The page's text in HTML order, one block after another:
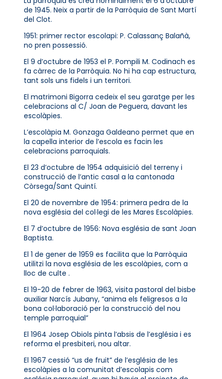
de 1945. Neix a partir de la Parròquia de Sant Martí
del Clot.
1951: primer rector escolapi: P. Calassanç Balañà,
no pren possessió.
El 9 d’octubre de 1953 el P. Pompili M. Codinach es
fa càrrec de la Parròquia. No hi ha cap estructura,
tant sols uns fidels i un territori.
El matrimoni Bigorra cedeix el seu garatge per les
celebracions al C/ Joan de Peguera, davant les
escolàpies.
L’escolàpia M. Gonzaga Galdeano permet que en
la capella interior de l’escola es facin les
celebracions parroquials.
El 23 d’octubre de 1954 adquisició del terreny i
construcció de l’antic casal a la cantonada
Còrsega/Sant Quintí.
El 20 de novembre de 1954: primera pedra de la
nova església del col·legi de les Mares Escolàpies.
El 7 d’octubre de 1956: Nova església de sant Joan
Baptista.
El 1 de gener de 1959 es facilita que la Parròquia
utilitzi la nova església de les escolàpies, com a
lloc de culte .
El 19-20 de febrer de 1963, visita pastoral del bisbe
auxiliar Narcís Jubany, “anima els feligresos a la
bona col·laboració per la construcció del nou
temple parroquial”
El 1964 Josep Obiols pinta l’absis de l’església i es
reforma el presbiteri, nou altar.
El 1967 cessió “us de fruit” de l’església de les
escolàpies a la comunitat d’escolapis com